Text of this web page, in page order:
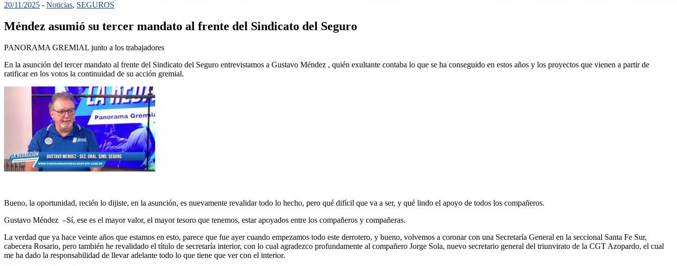
20/11/2025 - Noticias, SEGUROS
Méndez asumió su tercer mandato al frente del Sindicato del Seguro
PANORAMA GREMIAL junto a los trabajadores
En la asunción del tercer mandato al frente del Sindicato del Seguro entrevistamos a Gustavo Méndez , quién exultante contaba lo que se ha conseguido en estos años y los proyectos que vienen a partir de
ratificar en los votos la continuidad de su acción gremial.
Bueno, la oportunidad, recién lo dijiste, en la asunción, es nuevamente revalidar todo lo hecho, pero qué difícil que va a ser, y qué lindo el apoyo de todos los compañeros.
Gustavo Méndez –Sí, ese es el mayor valor, el mayor tesoro que tenemos, estar apoyados entre los compañeros y compañeras.
La verdad que ya hace veinte años que estamos en esto, parece que fue ayer cuando empezamos todo este derrotero, y bueno, volvemos a coronar con una Secretaría General en la seccional Santa Fe Sur,
cabecera Rosario, pero también he revalidado el título de secretaría interior, con lo cual agradezco profundamente al compañero Jorge Sola, nuevo secretario general del triunvirato de la CGT Azopardo, el cual
me ha dado la responsabilidad de llevar adelante todo lo que tiene que ver con el interior.